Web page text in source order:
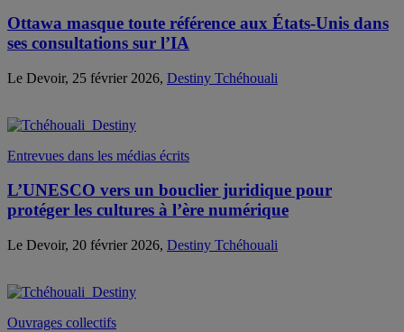
Ottawa masque toute référence aux États-Unis dans
ses consultations sur l’IA
Le Devoir, 25 février 2026, Destiny Tchéhouali
Entrevues dans les médias écrits
L’UNESCO vers un bouclier juridique pour
protéger les cultures à l’ère numérique
Le Devoir, 20 février 2026, Destiny Tchéhouali
Ouvrages collectifs